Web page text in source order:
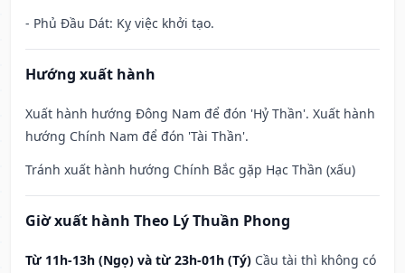
- Phủ Đầu Dát: Kỵ việc khởi tạo.
Hướng xuất hành
Xuất hành hướng Đông Nam để đón 'Hỷ Thần'. Xuất hành
hướng Chính Nam để đón 'Tài Thần'.
Tránh xuất hành hướng Chính Bắc gặp Hạc Thần (xấu)
Giờ xuất hành Theo Lý Thuần Phong
Từ 11h-13h (Ngọ) và từ 23h-01h (Tý) Cầu tài thì không có